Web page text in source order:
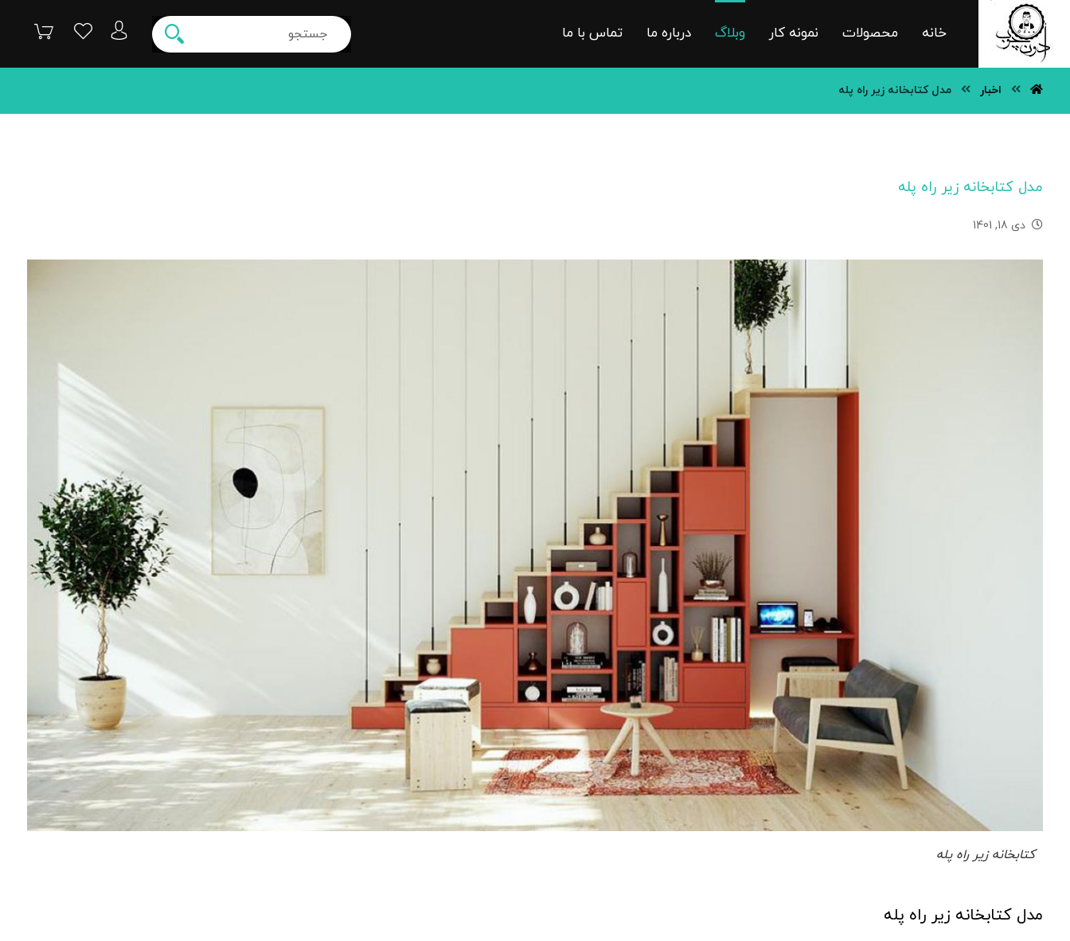
خانه محصولات نمونه کار وبلاگ درباره ما تماس با ما
اخبار مدل کتابخانه زیر راه پله
مدل کتابخانه زیر راه پله
دی 18, 1401
کتابخانه زیر راه پله
مدل کتابخانه زیر راه پله